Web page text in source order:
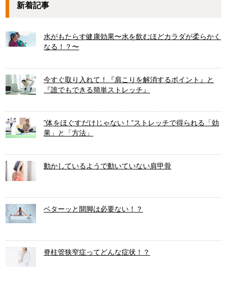
新着記事
水がもたらす健康効果〜水を飲むほどカラダが柔らかく
なる！？〜
今すぐ取り入れて！『肩こりを解消するポイント』と
『誰でもできる簡単ストレッチ』
”体をほぐすだけじゃない！”ストレッチで得られる「効
果」と「方法」
動かしているようで動いていない肩甲骨
ベターッと開脚は必要ない！？
脊柱管狭窄症ってどんな症状！？